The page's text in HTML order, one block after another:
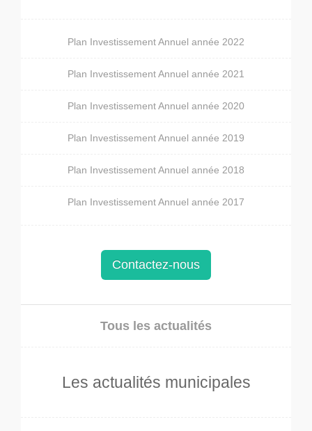
Plan Investissement Annuel année 2022
Plan Investissement Annuel année 2021
Plan Investissement Annuel année 2020
Plan Investissement Annuel année 2019
Plan Investissement Annuel année 2018
Plan Investissement Annuel année 2017
Contactez-nous
Tous les actualités
Les actualités municipales